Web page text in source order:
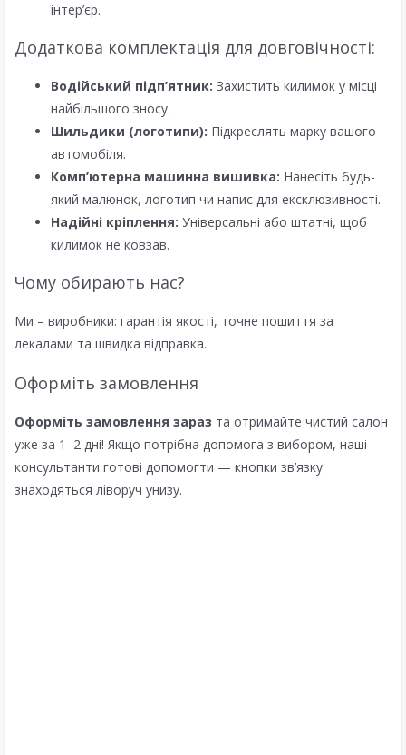
інтер’єр.
Додаткова комплектація для довговічності:
Водійський підп’ятник: Захистить килимок у місці
найбільшого зносу.
Шильдики (логотипи): Підкреслять марку вашого
автомобіля.
Комп’ютерна машинна вишивка: Нанесіть будь-
який малюнок, логотип чи напис для ексклюзивності.
Надійні кріплення: Універсальні або штатні, щоб
килимок не ковзав.
Чому обирають нас?
Ми – виробники: гарантія якості, точне пошиття за
лекалами та швидка відправка.
Оформіть замовлення
Оформіть замовлення зараз та отримайте чистий салон
уже за 1–2 дні! Якщо потрібна допомога з вибором, наші
консультанти готові допомогти — кнопки зв’язку
знаходяться ліворуч унизу.